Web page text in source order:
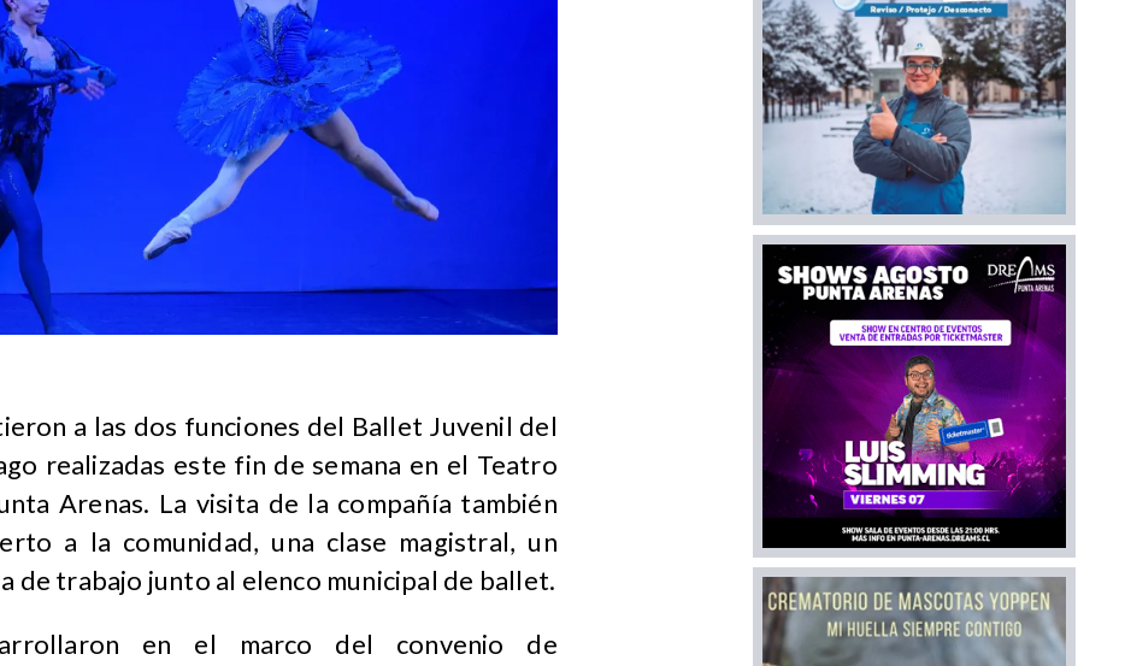
a las dos funciones del Ballet Juvenil del
realizadas este fin de semana en el Teatro
Arenas. La visita de la compañía también
a la comunidad, una clase magistral, un
de trabajo junto al elenco municipal de ballet.
en el marco del convenio de